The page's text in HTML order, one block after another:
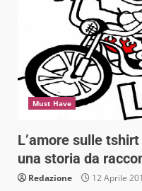
Must Have
L’amore sulle
una storia da
Redazione 12 Aprile